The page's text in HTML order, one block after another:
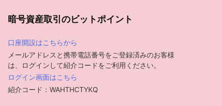
暗号資産取引のビットポイント
口座開設はこちらから
メールアドレスと携帯電話番号をご登録済みのお客様
は、ログインして紹介コードをご利用ください。
ログイン画面はこちら
紹介コード：WAHTHCTYKQ